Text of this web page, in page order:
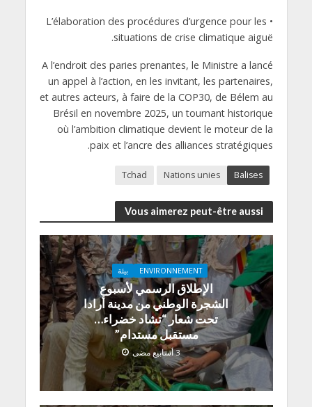
• L’élaboration des procédures d’urgence pour les
situations de crise climatique aiguë.
A l’endroit des paries prenantes, le Ministre a lancé
un appel à l’action, en les invitant, les partenaires,
et autres acteurs, à faire de la COP30, de Bélem au
Brésil en novembre 2025, un tournant historique
où l’ambition climatique devient le moteur de la
paix et l’ancre des alliances stratégiques.
Balises
Nations unies
Tchad
Vous aimerez peut-être aussi
ENVIRONNEMENT بيئة
الإطلاق الرسمي لأسبوع
الشجرة الوطني من مدينة أرادا
تحت شعار “تشاد خضراء…
مستقبل مستدام”
3 أسابيع مضى